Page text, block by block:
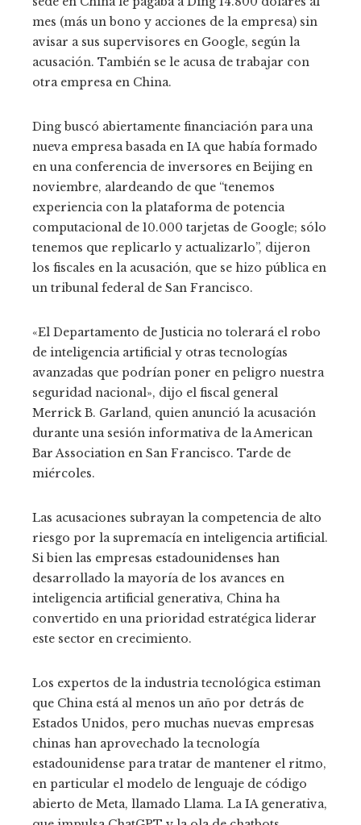
mes (más un bono y acciones de la empresa) sin
avisar a sus supervisores en Google, según la
acusación. También se le acusa de trabajar con
otra empresa en China.
Ding buscó abiertamente financiación para una
nueva empresa basada en IA que había formado
en una conferencia de inversores en Beijing en
noviembre, alardeando de que “tenemos
experiencia con la plataforma de potencia
computacional de 10.000 tarjetas de Google; sólo
tenemos que replicarlo y actualizarlo”, dijeron
los fiscales en la acusación, que se hizo pública en
un tribunal federal de San Francisco.
«El Departamento de Justicia no tolerará el robo
de inteligencia artificial y otras tecnologías
avanzadas que podrían poner en peligro nuestra
seguridad nacional», dijo el fiscal general
Merrick B. Garland, quien anunció la acusación
durante una sesión informativa de la American
Bar Association en San Francisco. Tarde de
miércoles.
Las acusaciones subrayan la competencia de alto
riesgo por la supremacía en inteligencia artificial.
Si bien las empresas estadounidenses han
desarrollado la mayoría de los avances en
inteligencia artificial generativa, China ha
convertido en una prioridad estratégica liderar
este sector en crecimiento.
Los expertos de la industria tecnológica estiman
que China está al menos un año por detrás de
Estados Unidos, pero muchas nuevas empresas
chinas han aprovechado la tecnología
estadounidense para tratar de mantener el ritmo,
en particular el modelo de lenguaje de código
abierto de Meta, llamado Llama. La IA generativa,